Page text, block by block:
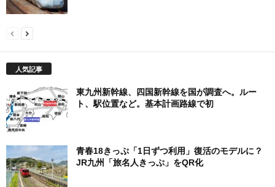
人気記事
東九州新幹線、四国新幹線を国が調査へ。ルー
ト、駅位置など。基本計画路線で初
青春18きっぷ「1日ずつ利用」復活のモデルに？
JR九州「旅名人きっぷ」をQR化